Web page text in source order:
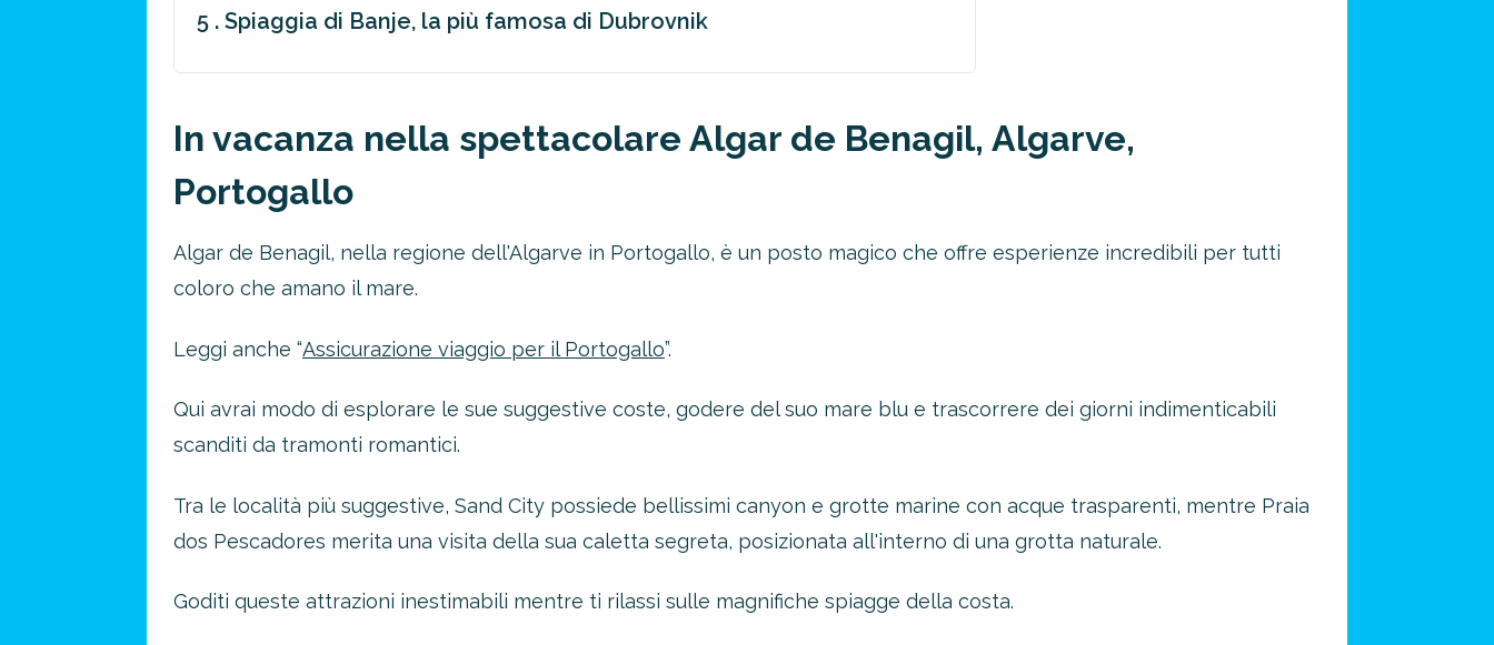
5 . Spiaggia di Banje, la più famosa di Dubrovnik
In vacanza nella spettacolare Algar de Benagil, Algarve,
Portogallo
Algar de Benagil, nella regione dell'Algarve in Portogallo, è un posto magico che offre esperienze incredibili per tutti
coloro che amano il mare.
Leggi anche “Assicurazione viaggio per il Portogallo”.
Qui avrai modo di esplorare le sue suggestive coste, godere del suo mare blu e trascorrere dei giorni indimenticabili
scanditi da tramonti romantici.
Tra le località più suggestive, Sand City possiede bellissimi canyon e grotte marine con acque trasparenti, mentre Praia
dos Pescadores merita una visita della sua caletta segreta, posizionata all'interno di una grotta naturale.
Goditi queste attrazioni inestimabili mentre ti rilassi sulle magnifiche spiagge della costa.